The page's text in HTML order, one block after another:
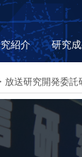
紹介 研究
放送研究開発委託